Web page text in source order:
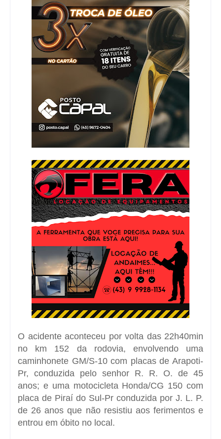
O acidente aconteceu por volta das 22h40min
no km 152 da rodovia, envolvendo uma
caminhonete GM/S-10 com placas de Arapoti-
Pr, conduzida pelo senhor R. R. O. de 45
anos; e uma motocicleta Honda/CG 150 com
placa de Piraí do Sul-Pr conduzida por J. L. P.
de 26 anos que não resistiu aos ferimentos e
entrou em óbito no local.